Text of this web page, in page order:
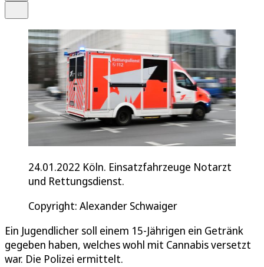
24.01.2022 Köln. Einsatzfahrzeuge Notarzt
und Rettungsdienst.
Copyright: Alexander Schwaiger
Ein Jugendlicher soll einem 15-Jährigen ein Getränk
gegeben haben, welches wohl mit Cannabis versetzt
war. Die Polizei ermittelt.